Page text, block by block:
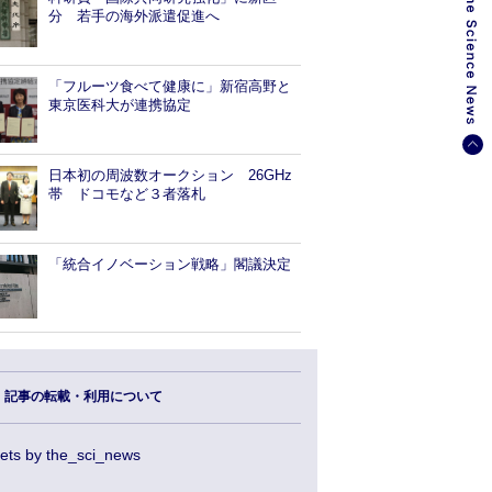
分 若手の海外派遣促進へ
「フルーツ食べて健康に」新宿高野と
東京医科大が連携協定
日本初の周波数オークション 26GHz
帯 ドコモなど３者落札
「統合イノベーション戦略」閣議決定
記事の転載・利用について
by the_sci_news